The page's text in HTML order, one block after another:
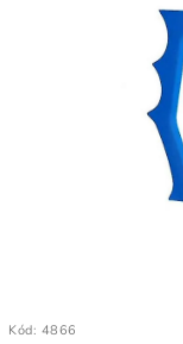
Kód: 4866